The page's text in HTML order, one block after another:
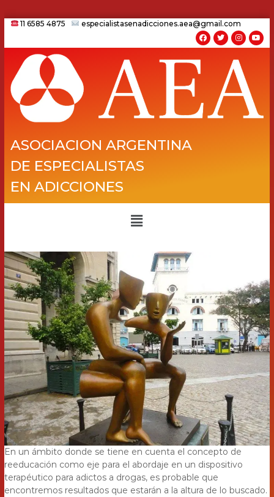
11 6585 4875 especialistasenadicciones.aea@gmail.com
ASOCIACION ARGENTINA
DE ESPECIALISTAS
EN ADICCIONES
En un ámbito donde se tiene en cuenta el concepto de
reeducación como eje para el abordaje en un dispositivo
terapéutico para adictos a drogas, es probable que
encontremos resultados que estarán a la altura de lo buscado.